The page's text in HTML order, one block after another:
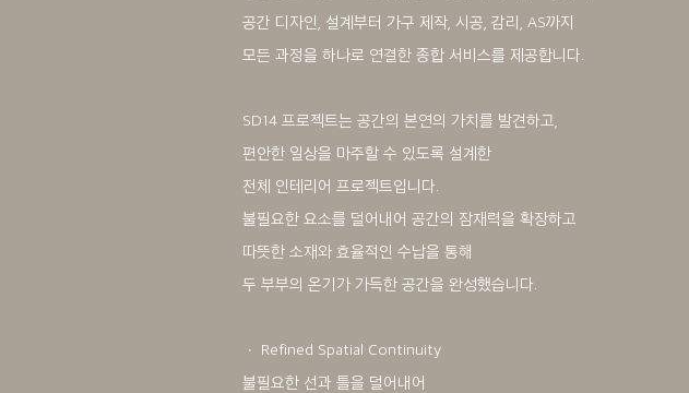
공간 디자인, 설계부터 가구 제작, 시공, 감리, AS까지
모든 과정을 하나로 연결한 종합 서비스를 제공합니다.
SD14 프로젝트는 공간의 본연의 가치를 발견하고,
편안한 일상을 마주할 수 있도록 설계한
전체 인테리어 프로젝트입니다.
불필요한 요소를 덜어내어 공간의 잠재력을 확장하고
따뜻한 소재와 효율적인 수납을 통해
두 부부의 온기가 가득한 공간을 완성했습니다.
ㆍ Refined Spatial Continuity
불필요한 선과 틀을 덜어내어